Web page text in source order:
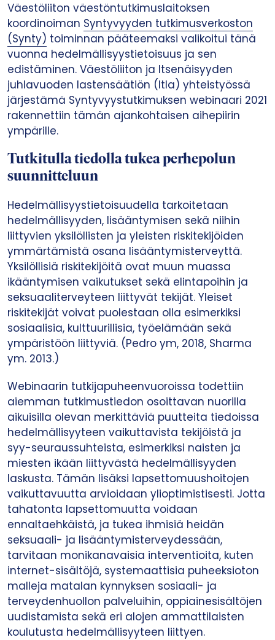
Väestöliiton väestöntutkimuslaitoksen
koordinoiman Syntyvyyden tutkimusverkoston
(Synty) toiminnan pääteemaksi valikoitui tänä
vuonna hedelmällisyystietoisuus ja sen
edistäminen. Väestöliiton ja Itsenäisyyden
juhlavuoden lastensäätiön (Itla) yhteistyössä
järjestämä Syntyvyystutkimuksen webinaari 2021
rakennettiin tämän ajankohtaisen aihepiirin
ympärille.
Tutkitulla tiedolla tukea perhepolun
suunnitteluun
Hedelmällisyystietoisuudella tarkoitetaan
hedelmällisyyden, lisääntymisen sekä niihin
liittyvien yksilöllisten ja yleisten riskitekijöiden
ymmärtämistä osana lisääntymisterveyttä.
Yksilöllisiä riskitekijöitä ovat muun muassa
ikääntymisen vaikutukset sekä elintapoihin ja
seksuaaliterveyteen liittyvät tekijät. Yleiset
riskitekijät voivat puolestaan olla esimerkiksi
sosiaalisia, kulttuurillisia, työelämään sekä
ympäristöön liittyviä. (Pedro ym, 2018, Sharma
ym. 2013.)
Webinaarin tutkijapuheenvuoroissa todettiin
aiemman tutkimustiedon osoittavan nuorilla
aikuisilla olevan merkittäviä puutteita tiedoissa
hedelmällisyyteen vaikuttavista tekijöistä ja
syy-seuraussuhteista, esimerkiksi naisten ja
miesten ikään liittyvästä hedelmällisyyden
laskusta. Tämän lisäksi lapsettomuushoitojen
vaikuttavuutta arvioidaan ylioptimistisesti. Jotta
tahatonta lapsettomuutta voidaan
ennaltaehkäistä, ja tukea ihmisiä heidän
seksuaali- ja lisääntymisterveydessään,
tarvitaan monikanavaisia interventioita, kuten
internet-sisältöjä, systemaattisia puheeksioton
malleja matalan kynnyksen sosiaali- ja
terveydenhuollon palveluihin, oppiainesisältöjen
uudistamista sekä eri alojen ammattilaisten
koulutusta hedelmällisyyteen liittyen.